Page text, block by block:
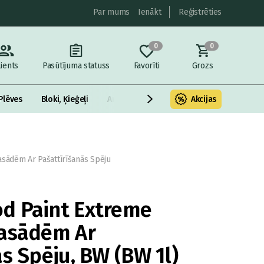
Par mums Ienākt Reģistrēties
Pasūtījuma statuss
0
Favorīti
0
Grozs
Bloki, Ķieģeļi Armatūra un metāls Fasādes
Akcijas
Ar Pašattīrīšanās Spēju
Paint Extreme
Ar
Spēju, BW (BW 1l)